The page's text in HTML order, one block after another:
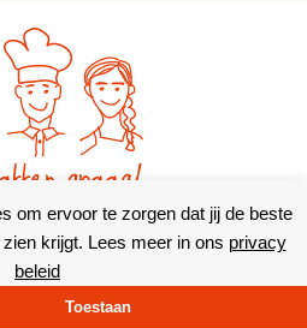
om ervoor te zorgen dat jij de beste
krijgt. Lees meer in ons privacy
beleid
Toestaan
78 27 11